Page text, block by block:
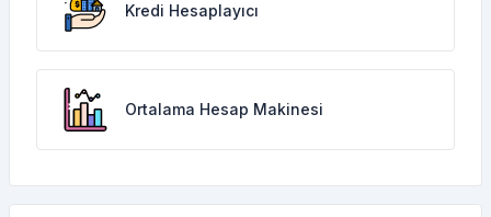
Kredi Hesaplayıcı
Ortalama Hesap Makinesi